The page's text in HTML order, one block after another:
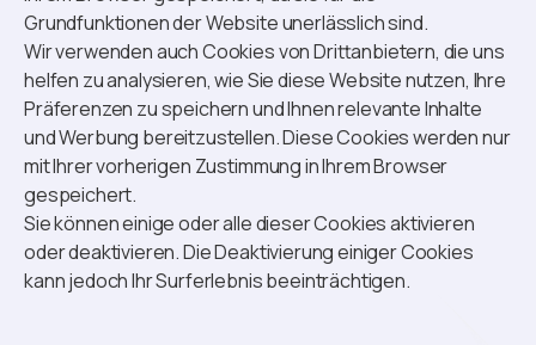
Grundfunktionen der Website unerlässlich sind.
Wir verwenden auch Cookies von Drittanbietern, die uns
helfen zu analysieren, wie Sie diese Website nutzen, Ihre
Präferenzen zu speichern und Ihnen relevante Inhalte
und Werbung bereitzustellen. Diese Cookies werden nur
mit Ihrer vorherigen Zustimmung in Ihrem Browser
gespeichert.
Sie können einige oder alle dieser Cookies aktivieren
oder deaktivieren. Die Deaktivierung einiger Cookies
kann jedoch Ihr Surferlebnis beeinträchtigen.